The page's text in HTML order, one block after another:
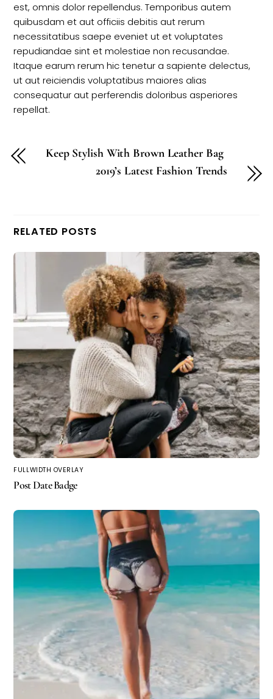
est, omnis dolor repellendus. Temporibus autem
quibusdam et aut officiis debitis aut rerum
necessitatibus saepe eveniet ut et voluptates
repudiandae sint et molestiae non recusandae.
Itaque earum rerum hic tenetur a sapiente delectus,
ut aut reiciendis voluptatibus maiores alias
consequatur aut perferendis doloribus asperiores
repellat.
Keep Stylish With Brown Leather Bag
2019’s Latest Fashion Trends
RELATED POSTS
FULLWIDTH OVERLAY
Post Date Badge